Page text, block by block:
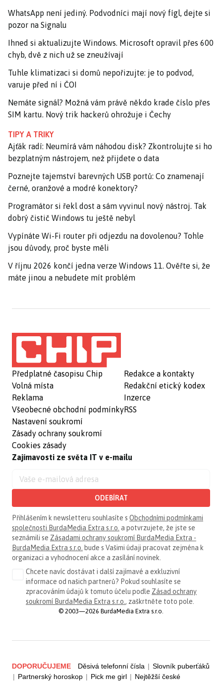
WhatsApp není jediný. Podvodníci mají nový fígl, dejte si
pozor na Signalu
Ihned si aktualizujte Windows. Microsoft opravil přes 600
chyb, dvě z nich už se zneužívají
Tuhle klimatizaci si domů nepořizujte: je to podvod,
varuje před ní i ČOI
Nemáte signál? Možná vám právě někdo krade číslo přes
SIM kartu. Nový trik hackerů ohrožuje i Čechy
TIPY A TRIKY
Ajťák radí: Neumírá vám náhodou disk? Zkontrolujte si ho
bezplatným nástrojem, než přijdete o data
Poznejte tajemství barevných USB portů: Co znamenají
černé, oranžové a modré konektory?
Programátor si řekl dost a sám vyvinul nový nástroj. Tak
dobrý čistič Windows tu ještě nebyl
Vypínáte Wi-Fi router při odjezdu na dovolenou? Tohle
jsou důvody, proč byste měli
V říjnu 2026 končí jedna verze Windows 11. Ověřte si, že
máte jinou a nebudete mít problém
Předplatné časopisu Chip
Volná místa
Reklama
Všeobecné obchodní podmínky
Nastavení soukromí
Zásady ochrany soukromí
Cookies zásady
Redakce a kontakty
Redakční etický kodex
Inzerce
RSS
Zajímavosti ze světa IT v e-mailu
ODEBÍRAT
Přihlášením k newsletteru souhlasíte s Obchodními podmínkami
společnosti BurdaMedia Extra s.r.o. a potvrzujete, že jste se
seznámili se Zásadami ochrany soukromí BurdaMedia Extra -
BurdaMedia Extra s.r.o. bude s Vašimi údaji pracovat zejména k
organizaci a vyhodnocení akce a zasílání novinek.
Chcete navíc dostávat i další zajímavé a exkluzivní
informace od našich partnerů? Pokud souhlasíte se
zpracováním údajů k tomuto účelu podle Zásad ochrany
soukromí BurdaMedia Extra s.r.o. , zaškrtněte toto pole.
© 2003—2026 BurdaMedia Extra s.r.o.
DOPORUČUJEME Děsivá telefonní čísla | Slovník puberťáků
| Partnerský horoskop | Pick me girl | Nejtěžší české